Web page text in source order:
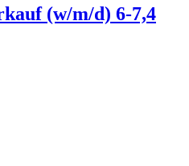
(w/m/d) 6-7,4